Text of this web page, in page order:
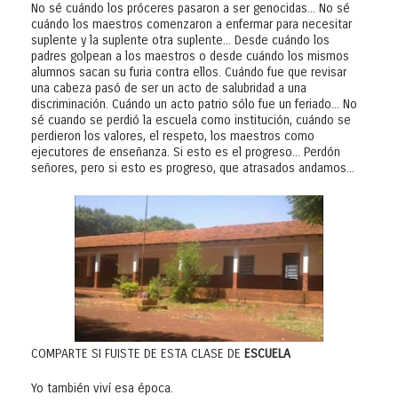
No sé cuándo los próceres pasaron a ser genocidas... No sé
cuándo los maestros comenzaron a enfermar para necesitar
suplente y la suplente otra suplente... Desde cuándo los
padres golpean a los maestros o desde cuándo los mismos
alumnos sacan su furia contra ellos. Cuándo fue que revisar
una cabeza pasó de ser un acto de salubridad a una
discriminación. Cuándo un acto patrio sólo fue un feriado... No
sé cuando se perdió la escuela como institución, cuándo se
perdieron los valores, el respeto, los maestros como
ejecutores de enseñanza. Si esto es el progreso... Perdón
señores, pero si esto es progreso, que atrasados andamos...
COMPARTE SI FUISTE DE ESTA CLASE DE ESCUELA
Yo también viví esa época.